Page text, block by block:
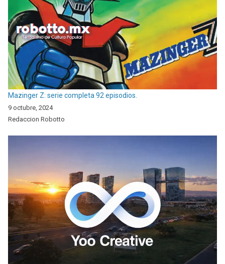
Mazinger Z: serie completa 92 episodios.
9 octubre, 2024
Redaccion Robotto